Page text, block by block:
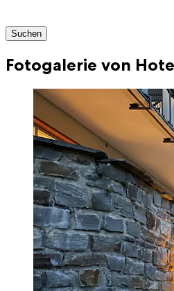
Suchen
Fotogalerie von